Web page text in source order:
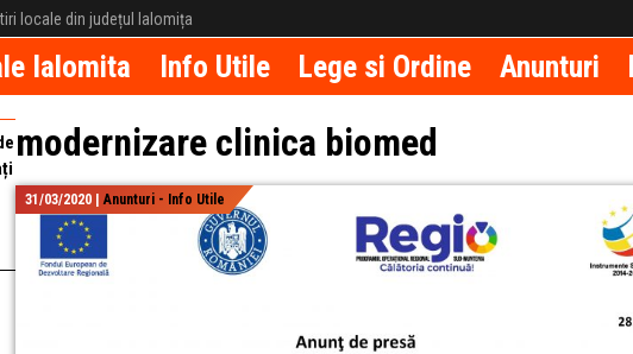
locale din județul Ialomița
Ialomita Info Utile Lege si Ordine Anunturi
modernizare clinica biomed
31/03/2020 |Anunturi - Info Utile